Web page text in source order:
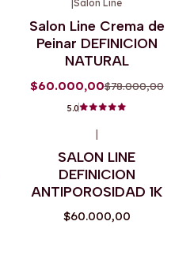
Salon Line
Salon Line Crema de
Peinar DEFINICION
NATURAL
$60.000,00$78.000,00
5.0
|
SALON LINE
DEFINICION
ANTIPOROSIDAD 1K
$60.000,00